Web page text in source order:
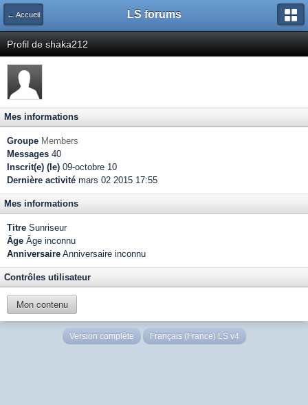
← Accueil LS forums
Profil de shaka212
Mes informations
Groupe Members
Messages 40
Inscrit(e) (le) 09-octobre 10
Dernière activité mars 02 2015 17:55
Mes informations
Titre Sunriseur
Âge Âge inconnu
Anniversaire Anniversaire inconnu
Contrôles utilisateur
Mon contenu
Version complète Français (France) LS v4